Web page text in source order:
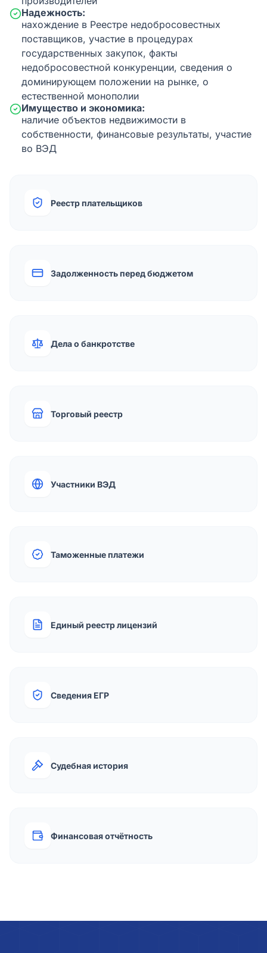
Надежность:
нахождение в Реестре недобросовестных
поставщиков, участие в процедурах
государственных закупок, факты
недобросовестной конкуренции, сведения о
доминирующем положении на рынке, о
естественной монополии
Имущество и экономика:
наличие объектов недвижимости в
собственности, финансовые результаты, участие
во ВЭД
Реестр плательщиков
Задолженность перед бюджетом
Дела о банкротстве
Торговый реестр
Участники ВЭД
Таможенные платежи
Единый реестр лицензий
Сведения ЕГР
Судебная история
Финансовая отчётность